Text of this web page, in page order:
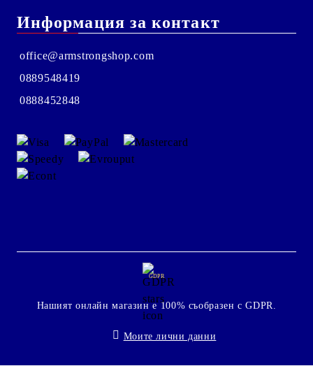
Информация за контакт
office@armstrongshop.com
0889548419
0888452848
GDPR
Нашият онлайн магазин е 100% съобразен с GDPR.
Моите лични данни